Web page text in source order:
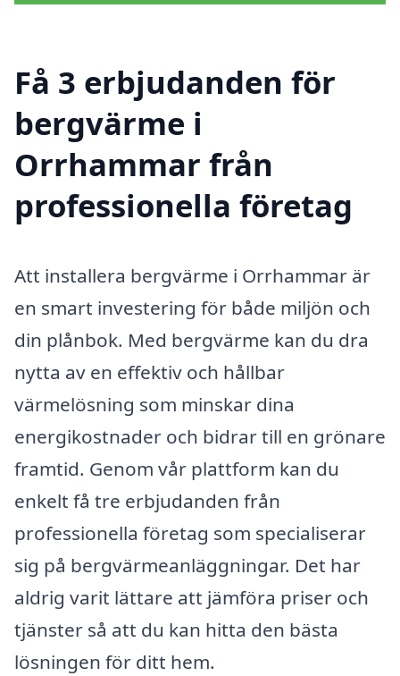
Få 3 erbjudanden för
bergvärme i
Orrhammar från
professionella företag
Att installera bergvärme i Orrhammar är
en smart investering för både miljön och
din plånbok. Med bergvärme kan du dra
nytta av en effektiv och hållbar
värmelösning som minskar dina
energikostnader och bidrar till en grönare
framtid. Genom vår plattform kan du
enkelt få tre erbjudanden från
professionella företag som specialiserar
sig på bergvärmeanläggningar. Det har
aldrig varit lättare att jämföra priser och
tjänster så att du kan hitta den bästa
lösningen för ditt hem.